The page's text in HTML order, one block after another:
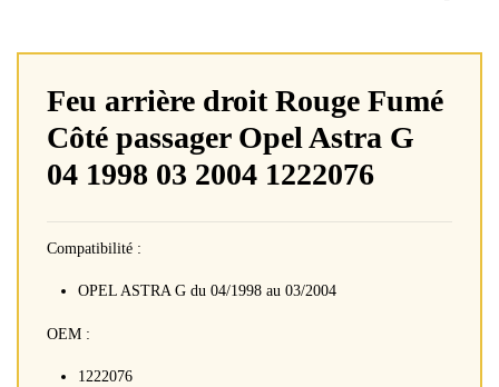
Feu arrière droit Rouge Fumé
Côté passager Opel Astra G
04 1998 03 2004 1222076
Compatibilité :
OPEL ASTRA G du 04/1998 au 03/2004
OEM :
1222076